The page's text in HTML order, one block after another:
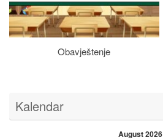
Obavještenje
Kalendar
August 2026